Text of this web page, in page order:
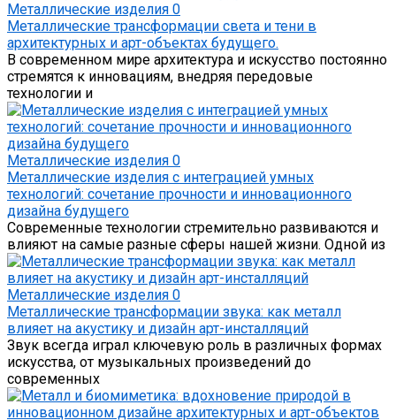
Металлические изделия 0
Металлические трансформации света и тени в
архитектурных и арт-объектах будущего.
В современном мире архитектура и искусство постоянно
стремятся к инновациям, внедряя передовые
технологии и
Металлические изделия 0
Металлические изделия с интеграцией умных
технологий: сочетание прочности и инновационного
дизайна будущего
Современные технологии стремительно развиваются и
влияют на самые разные сферы нашей жизни. Одной из
Металлические изделия 0
Металлические трансформации звука: как металл
влияет на акустику и дизайн арт-инсталляций
Звук всегда играл ключевую роль в различных формах
искусства, от музыкальных произведений до
современных